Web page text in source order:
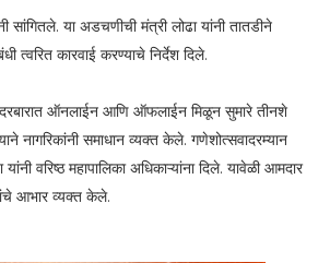
या अडचणीची मंत्री लोढा यांनी तातडीने
कारवाई करण्याचे निर्देश दिले.
ऑनलाईन आणि ऑफलाईन मिळून सुमारे तीनशे
नागरिकांनी समाधान व्यक्त केले. गणेशोत्सवादरम्यान
वरिष्ठ महापालिका अधिकाऱ्यांना दिले. यावेळी आमदार
आभार व्यक्त केले.